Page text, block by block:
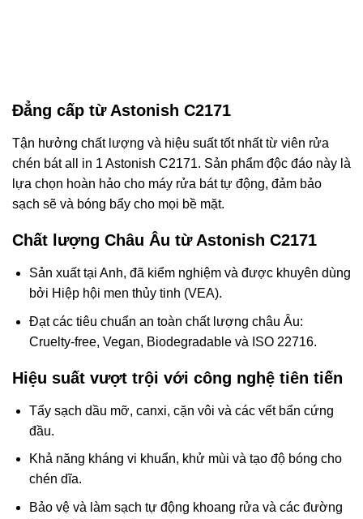
Đẳng cấp từ Astonish C2171
Tận hưởng chất lượng và hiệu suất tốt nhất từ viên rửa
chén bát all in 1 Astonish C2171. Sản phẩm độc đáo này là
lựa chọn hoàn hảo cho máy rửa bát tự động, đảm bảo
sạch sẽ và bóng bẩy cho mọi bề mặt.
Chất lượng Châu Âu từ Astonish C2171
Sản xuất tại Anh, đã kiểm nghiệm và được khuyên dùng
bởi Hiệp hội men thủy tinh (VEA).
Đạt các tiêu chuẩn an toàn chất lượng châu Âu:
Cruelty-free, Vegan, Biodegradable và ISO 22716.
Hiệu suất vượt trội với công nghệ tiên tiến
Tẩy sạch dầu mỡ, canxi, cặn vôi và các vết bẩn cứng
đầu.
Khả năng kháng vi khuẩn, khử mùi và tạo độ bóng cho
chén dĩa.
Bảo vệ và làm sạch tự động khoang rửa và các đường